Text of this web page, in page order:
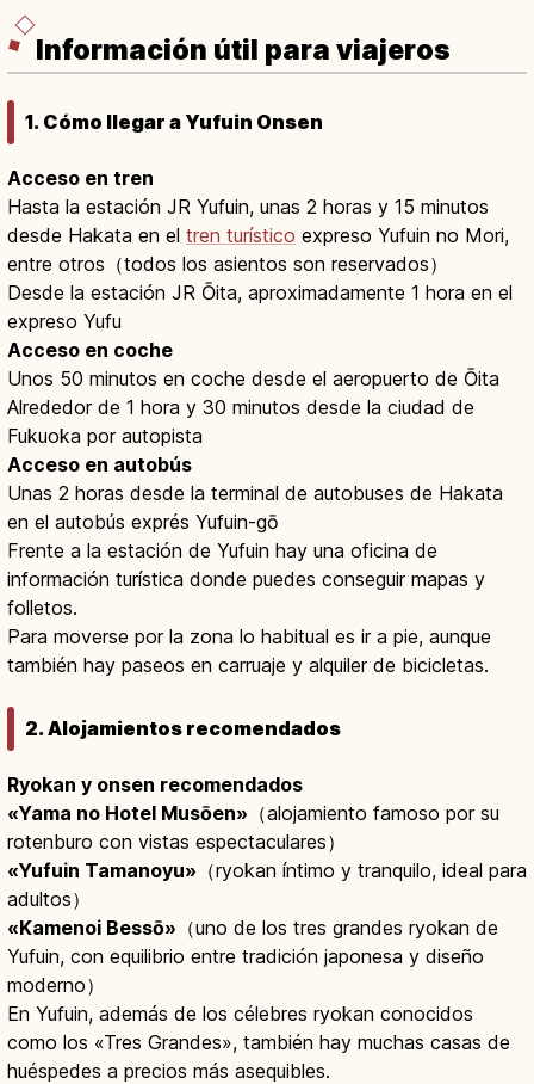
Información útil para viajeros
1. Cómo llegar a Yufuin Onsen
Acceso en tren
Hasta la estación JR Yufuin, unas 2 horas y 15 minutos
desde Hakata en el tren turístico expreso Yufuin no Mori,
entre otros（todos los asientos son reservados）
Desde la estación JR Ōita, aproximadamente 1 hora en el
expreso Yufu
Acceso en coche
Unos 50 minutos en coche desde el aeropuerto de Ōita
Alrededor de 1 hora y 30 minutos desde la ciudad de
Fukuoka por autopista
Acceso en autobús
Unas 2 horas desde la terminal de autobuses de Hakata
en el autobús exprés Yufuin-gō
Frente a la estación de Yufuin hay una oficina de
información turística donde puedes conseguir mapas y
folletos.
Para moverse por la zona lo habitual es ir a pie, aunque
también hay paseos en carruaje y alquiler de bicicletas.
2. Alojamientos recomendados
Ryokan y onsen recomendados
«Yama no Hotel Musōen» （alojamiento famoso por su
rotenburo con vistas espectaculares）
«Yufuin Tamanoyu» （ryokan íntimo y tranquilo, ideal para
adultos）
«Kamenoi Bessō» （uno de los tres grandes ryokan de
Yufuin, con equilibrio entre tradición japonesa y diseño
moderno）
En Yufuin, además de los célebres ryokan conocidos
como los «Tres Grandes», también hay muchas casas de
huéspedes a precios más asequibles.